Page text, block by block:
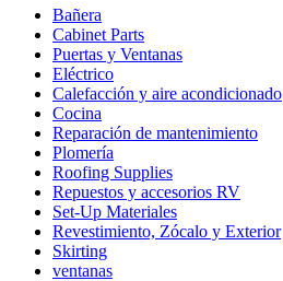
Bañera
Cabinet Parts
Puertas y Ventanas
Eléctrico
Calefacción y aire acondicionado
Cocina
Reparación de mantenimiento
Plomería
Roofing Supplies
Repuestos y accesorios RV
Set-Up Materiales
Revestimiento, Zócalo y Exterior
Skirting
ventanas